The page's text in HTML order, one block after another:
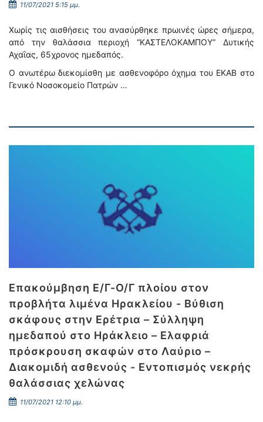
11/07/2021 5:15 μμ.
Χωρίς τις αισθήσεις του ανασύρθηκε πρωινές ώρες σήμερα,
από την θαλάσσια περιοχή “ΚΑΣΤΕΛΟΚΑΜΠΟΥ” Δυτικής
Αχαΐας, 65χρονος ημεδαπός.
Ο ανωτέρω διεκομίσθη με ασθενοφόρο όχημα του ΕΚΑΒ στο
Γενικό Νοσοκομείο Πατρών …
Επακούμβηση Ε/Γ-Ο/Γ πλοίου στον
προβλήτα λιμένα Ηρακλείου - Βύθιση
σκάφους στην Ερέτρια – Σύλληψη
ημεδαπού στο Ηράκλειο – Ελαφριά
πρόσκρουση σκαφών στο Λαύριο –
Διακομιδή ασθενούς - Εντοπισμός νεκρής
θαλάσσιας χελώνας
11/07/2021 12:10 μμ.